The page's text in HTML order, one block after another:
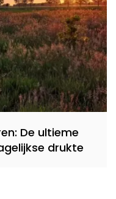
De ultieme
drukte